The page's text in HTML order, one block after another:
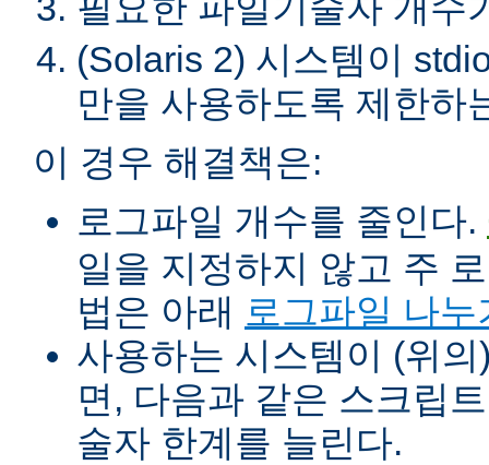
(Solaris 2) 시스템이
만을 사용하도록 제한하
이 경우 해결책은:
로그파일 개수를 줄인다.
일을 지정하지 않고 주
법은 아래 로그파일 나누
사용하는 시스템이 (위
면, 다음과 같은 스크립
술자 한계를 늘린다.